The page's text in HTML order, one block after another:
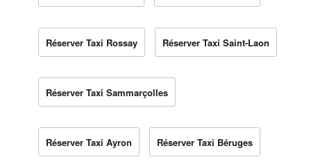
Réserver Taxi Rossay Réserver Taxi Saint-Laon
Réserver Taxi Sammarçolles
Réserver Taxi Ayron Réserver Taxi Béruges